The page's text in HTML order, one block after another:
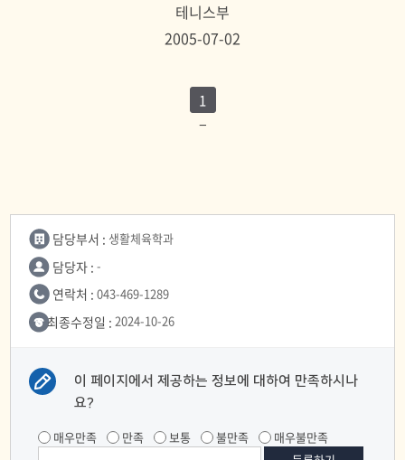
테니스부
2005-07-02
1
담당부서 : 생활체육학과
담당자 : -
연락처 : 043-469-1289
최종수정일 : 2024-10-26
이 페이지에서 제공하는 정보에 대하여 만족하시나
요?
매우만족 만족 보통 불만족 매우불만족